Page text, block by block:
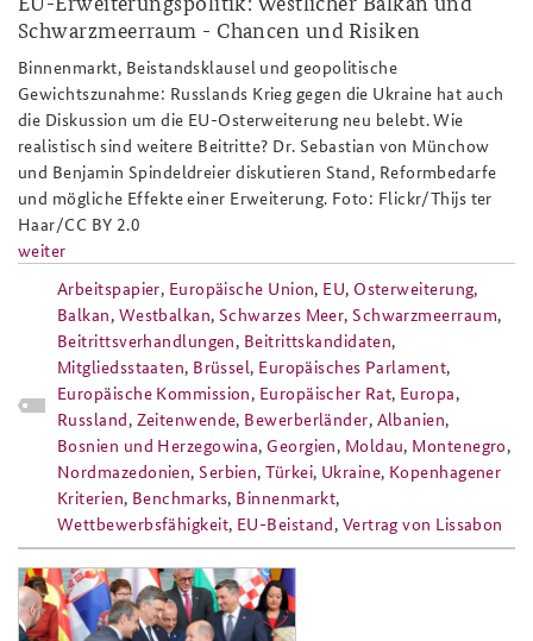
Schwarzmeerraum - Chancen und Risiken
Binnenmarkt, Beistandsklausel und geopolitische
Gewichtszunahme: Russlands Krieg gegen die Ukraine hat auch
die Diskussion um die EU-Osterweiterung neu belebt. Wie
realistisch sind weitere Beitritte? Dr. Sebastian von Münchow
und Benjamin Spindeldreier diskutieren Stand, Reformbedarfe
und mögliche Effekte einer Erweiterung. Foto: Flickr/Thijs ter
Haar/CC BY 2.0
weiter
Arbeitspapier, Europäische Union, EU, Osterweiterung,
Balkan, Westbalkan, Schwarzes Meer, Schwarzmeerraum,
Beitrittsverhandlungen, Beitrittskandidaten,
Mitgliedsstaaten, Brüssel, Europäisches Parlament,
Europäische Kommission, Europäischer Rat, Europa,
Russland, Zeitenwende, Bewerberländer, Albanien,
Bosnien und Herzegowina, Georgien, Moldau, Montenegro,
Nordmazedonien, Serbien,Türkei, Ukraine, Kopenhagener
Kriterien, Benchmarks, Binnenmarkt,
Wettbewerbsfähigkeit, EU-Beistand, Vertrag von Lissabon
ap22-